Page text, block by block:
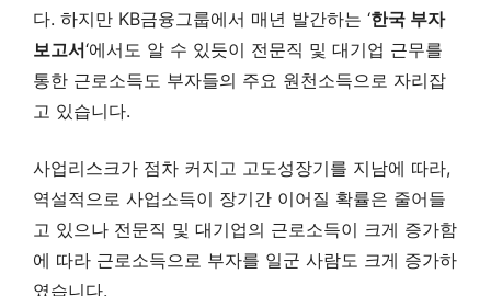
다. 하지만 KB금융그룹에서 매년 발간하는 ‘한국 부자
보고서‘에서도 알 수 있듯이 전문직 및 대기업 근무를
통한 근로소득도 부자들의 주요 원천소득으로 자리잡
고 있습니다.
사업리스크가 점차 커지고 고도성장기를 지남에 따라,
역설적으로 사업소득이 장기간 이어질 확률은 줄어들
고 있으나 전문직 및 대기업의 근로소득이 크게 증가함
에 따라 근로소득으로 부자를 일군 사람도 크게 증가하
였습니다.